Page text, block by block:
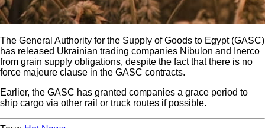
The General Authority for the Supply of Goods to Egypt (GASC)
has released Ukrainian trading companies Nibulon and Inerco
from grain supply obligations, despite the fact that there is no
force majeure clause in the GASC contracts.
Earlier, the GASC has granted companies a grace period to
ship cargo via other rail or truck routes if possible.